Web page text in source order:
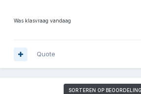
Was klasvraag vandaag
Quote
SORTEREN OP BEOORDELING